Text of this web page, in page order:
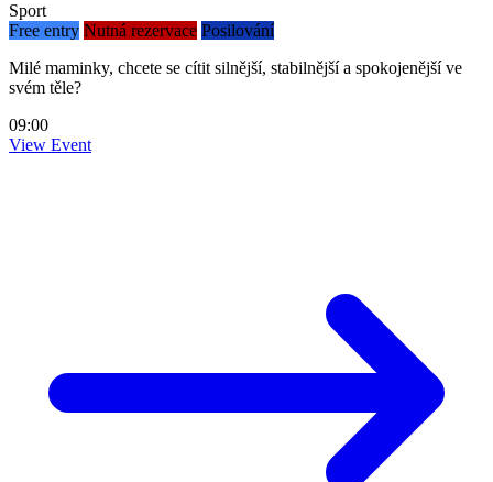
Sport
Free entry Nutná rezervace Posilování
Milé maminky, chcete se cítit silnější, stabilnější a spokojenější ve
svém těle?
09:00
View Event